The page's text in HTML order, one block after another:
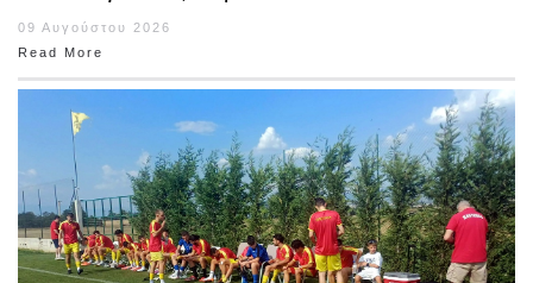
09 Αυγούστου 2026
Read More